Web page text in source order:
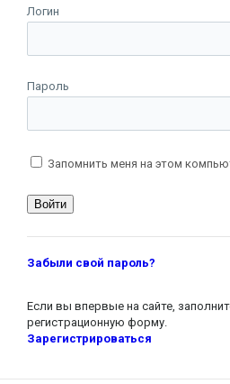
Логин
Пароль
Запомнить меня на этом
Забыли свой пароль?
Если вы впервые на сайте,
регистрационную форму.
Зарегистрироваться